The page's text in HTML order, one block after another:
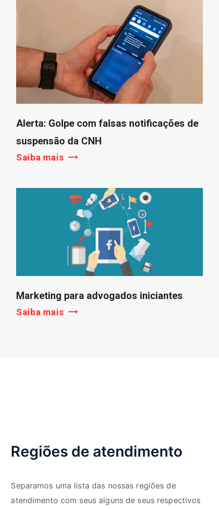
Alerta: Golpe com falsas notificações de
suspensão da CNH
Saiba mais
Marketing para advogados iniciantes
Saiba mais
Regiões de atendimento
Separamos uma lista das nossas regiões de
atendimento com seus alguns de seus respectivos